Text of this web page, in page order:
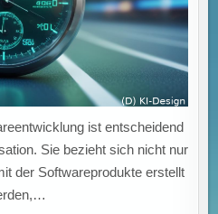
ist entscheidend
Sie bezieht sich nicht nur
der Softwareprodukte erstellt